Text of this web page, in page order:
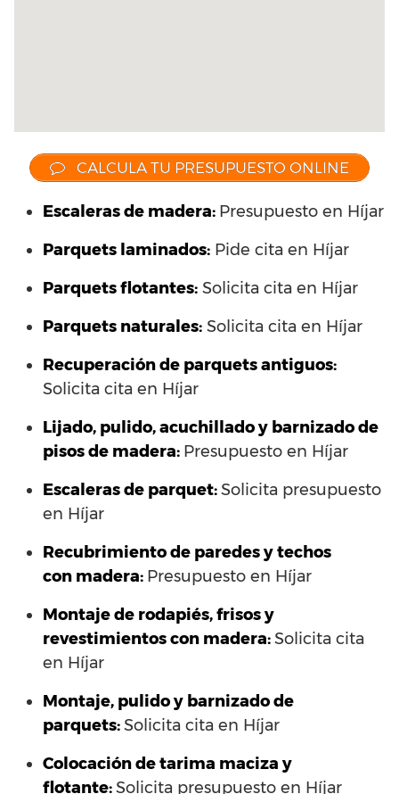
CALCULA TU PRESUPUESTO ONLINE
Escaleras de madera: Presupuesto en Híjar
Parquets laminados: Pide cita en Híjar
Parquets flotantes: Solicita cita en Híjar
Parquets naturales: Solicita cita en Híjar
Recuperación de parquets antiguos:
Solicita cita en Híjar
Lijado, pulido, acuchillado y barnizado de
pisos de madera: Presupuesto en Híjar
Escaleras de parquet:Solicita presupuesto
en Híjar
Recubrimiento de paredes y techos
con madera: Presupuesto en Híjar
Montaje de rodapiés, frisos y
revestimientos con madera:Solicita cita
en Híjar
Montaje, pulido y barnizado de
parquets:Solicita cita en Híjar
Colocación de tarima maciza y
flotante:Solicita presupuesto en Híjar